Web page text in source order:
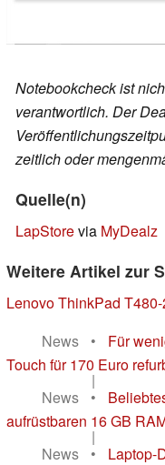
Notebookcheck ist
verantwortlich. Der
zeitlich oder
Quelle(n)
LapStorevia MyDealz
Weitere Artikel zur
Lenovo ThinkPad
News
•
Für
Touch für 170 Euro
|
News
•
aufrüstbaren 16 GB
|
News
•
Laptop-